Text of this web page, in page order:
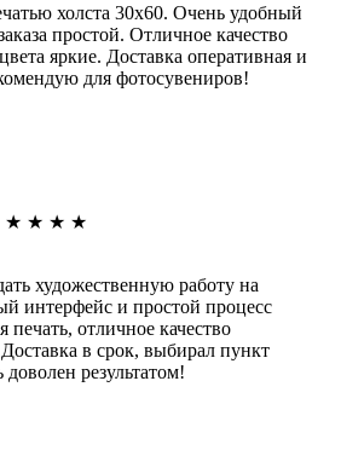
холста 30х60. Очень удобный
простой. Отличное качество
яркие. Доставка оперативная и
для фотосувениров!
★ ★ ★ ★
художественную работу на
интерфейс и простой процесс
печать, отличное качество
в срок, выбирал пункт
результатом!